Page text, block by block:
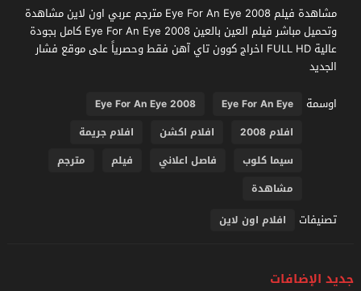
مشاهدة فيلم Eye For An Eye 2008 مترجم عربي اون لاين مشاهدة
وتحميل مباشر فيلم العين بالعين Eye For An Eye 2008 كامل بجودة
عالية FULL HD اخراج كوون تاي آهن فقط وحصرياً على موقع فشار
الجديد
اوسمة
Eye For An Eye
Eye For An Eye 2008
افلام 2008
افلام اكشن
افلام جريمة
سيما كلوب
فاصل اعلاني فيلم
مترجم
مشاهدة
تصنيفات افلام اون لاين
جديد الإضافات